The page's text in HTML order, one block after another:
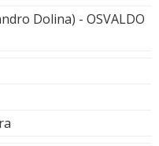
Dolina) - OSVALDO